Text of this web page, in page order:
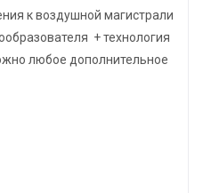
к воздушной магистрали
+ технология
любое дополнительное